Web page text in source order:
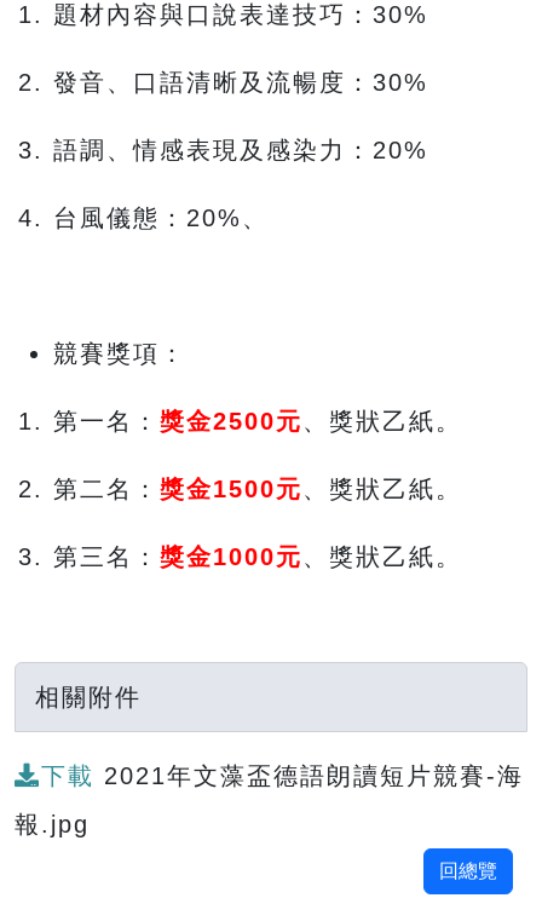
題材內容與口說表達技巧：30%
發音、口語清晰及流暢度：30%
語調、情感表現及感染力：20%
台風儀態：20%、
競賽獎項：
第一名： 獎金2500元、獎狀乙紙。
第二名： 獎金1500元、獎狀乙紙。
第三名： 獎金1000元、獎狀乙紙。
相關附件
下載 2021年文藻盃德語朗讀短片競賽-海
報.jpg
回總覽